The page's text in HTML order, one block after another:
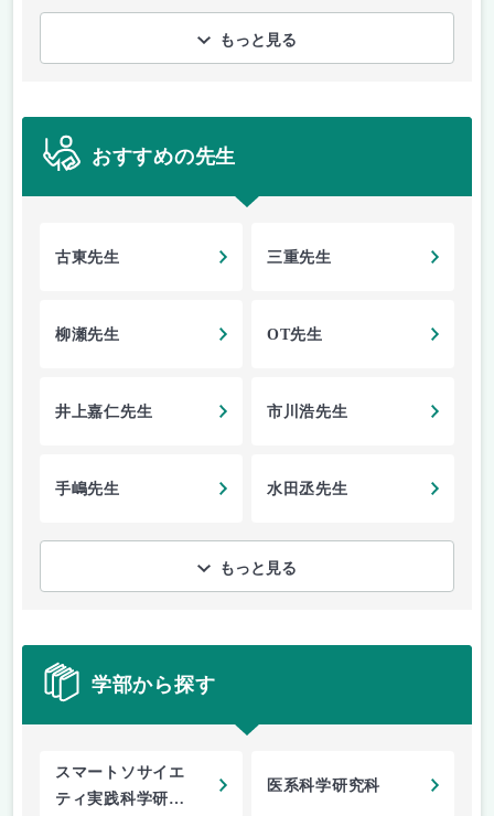
もっと見る
おすすめの先生
古東先生 三重先生
柳瀬先生 OT先生
井上嘉仁先生 市川浩先生
手嶋先生 水田丞先生
もっと見る
学部から探す
スマートソサイエ
ティ実践科学研究
医系科学研究科